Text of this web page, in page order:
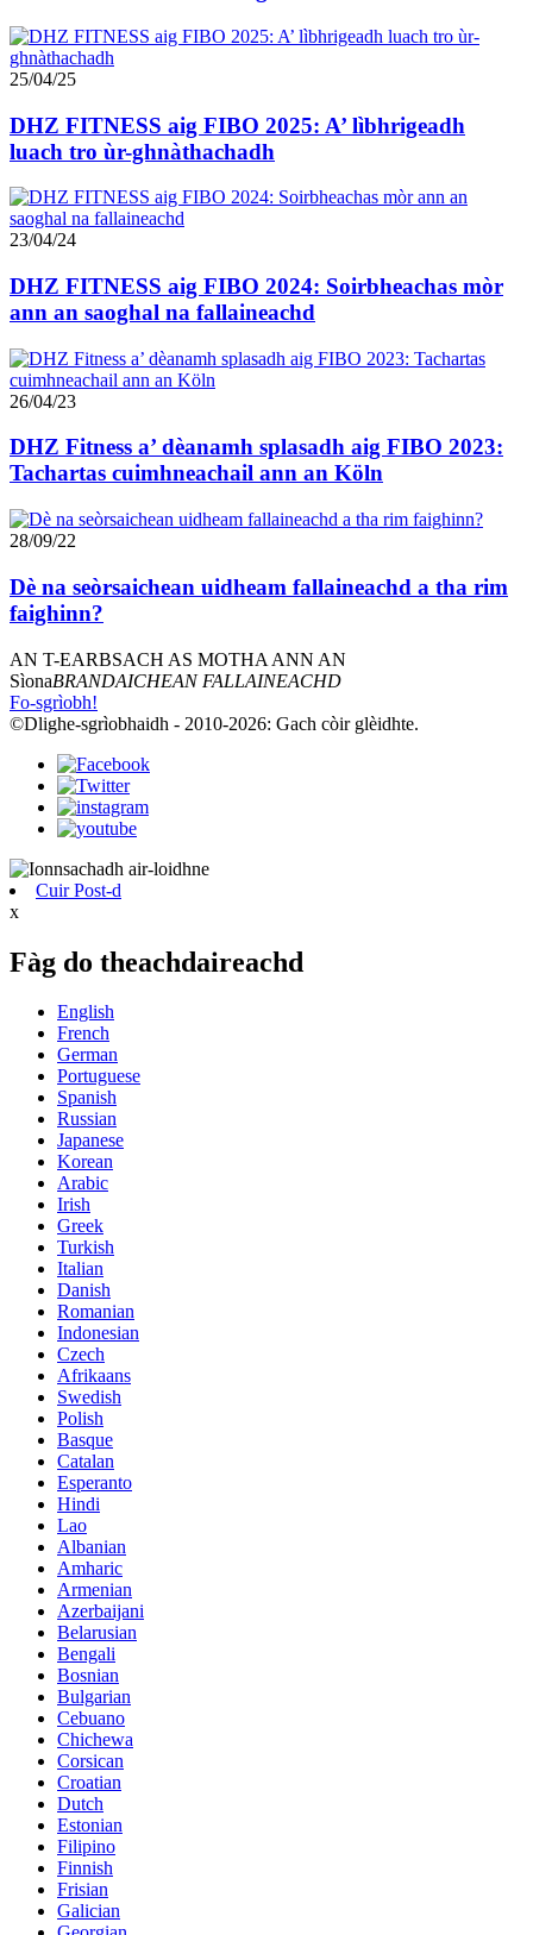
25/04/25
DHZ FITNESS aig FIBO 2025: A’ lìbhrigeadh
luach tro ùr-ghnàthachadh
23/04/24
DHZ FITNESS aig FIBO 2024: Soirbheachas mòr
ann an saoghal na fallaineachd
26/04/23
DHZ Fitness a’ dèanamh splasadh aig FIBO 2023:
Tachartas cuimhneachail ann an Köln
28/09/22
Dè na seòrsaichean uidheam fallaineachd a tha rim
faighinn?
AN T-EARBSACH AS MOTHA ANN AN
SìonaBRANDAICHEAN FALLAINEACHD
Fo-sgrìobh!
©Dlighe-sgrìobhaidh - 2010-2026: Gach còir glèidhte.
Cuir Post-d
x
Fàg do theachdaireachd
English
French
German
Portuguese
Spanish
Russian
Japanese
Korean
Arabic
Irish
Greek
Turkish
Italian
Danish
Romanian
Indonesian
Czech
Afrikaans
Swedish
Polish
Basque
Catalan
Esperanto
Hindi
Lao
Albanian
Amharic
Armenian
Azerbaijani
Belarusian
Bengali
Bosnian
Bulgarian
Cebuano
Chichewa
Corsican
Croatian
Dutch
Estonian
Filipino
Finnish
Frisian
Galician